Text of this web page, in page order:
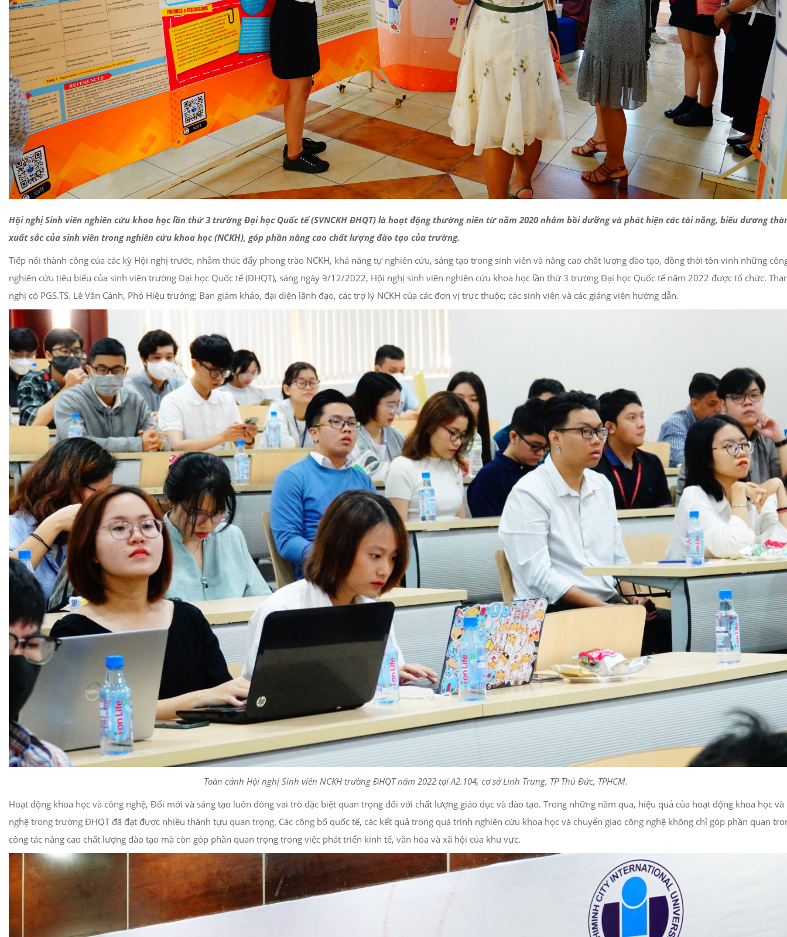
Hội nghị Sinh viên nghiên cứu khoa học lần thứ 3 trường Đại học Quốc tế (SVNCKH ĐHQT) là hoạt động thường niên từ năm 2020 nhằm bồi dưỡng và phát hiện các tài năng, biểu dương
xuất sắc của sinh viên trong nghiên cứu khoa học (NCKH), góp phần nâng cao chất lượng đào tạo của trường.
Tiếp nối thành công của các kỳ Hội nghị trước, nhằm thúc đẩy phong trào NCKH, khả năng tự nghiên cứu, sáng tạo trong sinh viên và nâng cao chất lượng đào tạo, đồng thời tôn vinh những
nghiên cứu tiêu biểu của sinh viên trường Đại học Quốc tế (ĐHQT), sáng ngày 9/12/2022, Hội nghị sinh viên nghiên cứu khoa học lần thứ 3 trường Đại học Quốc tế năm 2022 được tổ chức.
nghị có PGS.TS. Lê Văn Cảnh, Phó Hiệu trưởng; Ban giám khảo, đại diện lãnh đạo, các trợ lý NCKH của các đơn vị trực thuộc; các sinh viên và các giảng viên hướng dẫn.
Toàn cảnh Hội nghị Sinh viên NCKH trường ĐHQT năm 2022 tại A2.104, cơ sở Linh Trung, TP Thủ Đức, TPHCM.
Hoạt động khoa học và công nghệ, Đổi mới và sáng tạo luôn đóng vai trò đặc biệt quan trọng đối với chất lượng giáo dục và đào tạo. Trong những năm qua, hiệu quả của hoạt động khoa học và
nghệ trong trường ĐHQT đã đạt được nhiều thành tựu quan trọng. Các công bố quốc tế, các kết quả trong quá trình nghiên cứu khoa học và chuyển giao công nghệ không chỉ góp phần quan
công tác nâng cao chất lượng đào tạo mà còn góp phần quan trọng trong việc phát triển kinh tế, văn hóa và xã hội của khu vực.